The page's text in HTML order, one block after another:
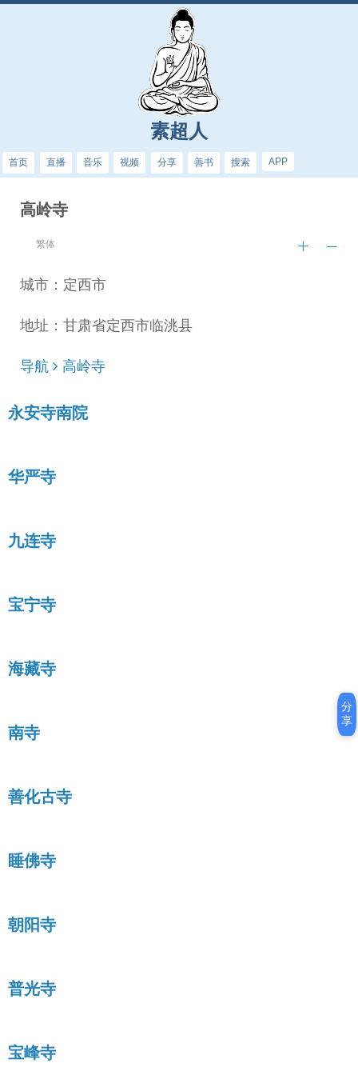
素超人
首页 直播 音乐 视频 分享 善书 搜索 APP
高岭寺
繁体
城市：定西市
地址：甘肃省定西市临洮县
导航 高岭寺
永安寺南院
华严寺
九连寺
宝宁寺
海藏寺
南寺
善化古寺
睡佛寺
朝阳寺
普光寺
宝峰寺
分
享